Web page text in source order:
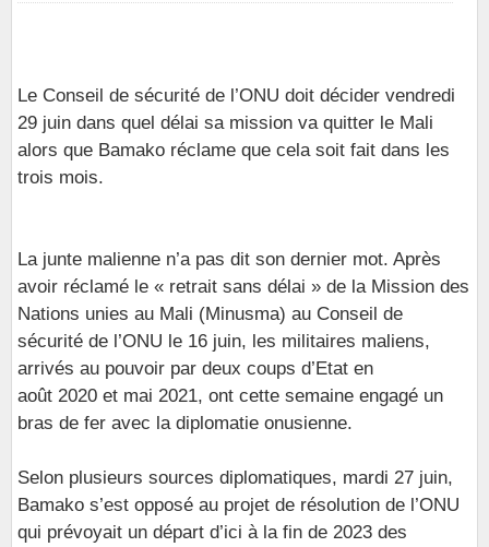
Le Conseil de sécurité de l’ONU doit décider vendredi
29 juin dans quel délai sa mission va quitter le Mali
alors que Bamako réclame que cela soit fait dans les
trois mois.
La junte malienne n’a pas dit son dernier mot. Après
avoir réclamé le « retrait sans délai » de la Mission des
Nations unies au Mali (Minusma) au Conseil de
sécurité de l’ONU le 16 juin, les militaires maliens,
arrivés au pouvoir par deux coups d’Etat en
août 2020 et mai 2021, ont cette semaine engagé un
bras de fer avec la diplomatie onusienne.
Selon plusieurs sources diplomatiques, mardi 27 juin,
Bamako s’est opposé au projet de résolution de l’ONU
qui prévoyait un départ d’ici à la fin de 2023 des